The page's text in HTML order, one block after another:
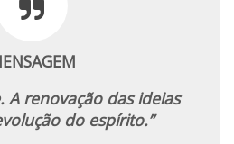
A renovação das ideias
do espírito.”